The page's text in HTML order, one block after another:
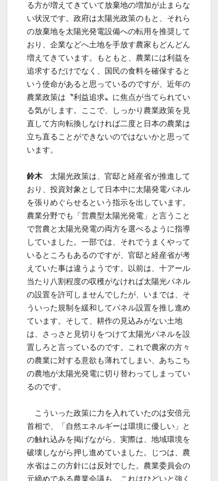
る方が増えてきていて放棄地の増加が止まらな
い状況です。政府は太陽光政策のもと、それら
の放棄地を太陽光発電設備への転用を推奨して
おり、企業などへ土地を手放す農家もどんどん
増えてきています。もともと、農業には利益を
追求するだけでなく、国民の食料を確保すると
いう使命があると思っているのですが、近年の
農業政策は〝利益追求〟に焦点が当てられてい
る気がします。ここで、しっかり農業政策を見
直して方向転換しなければ二度と日本の農業は
立ち直ることができないのではないかと思って
います。
鈴木太陽光政策は、官邸と経産省が推進して
おり、投資対象として日本中に太陽発電パネル
を張りめぐらせるという指示を出しています。
農業分野でも「営農型太陽光発電」と言うこと
で営農と太陽光発電の両方を選べるように指導
していました。一部では、それでうまくやって
いるところもあるのですが、官邸と経産省が考
えていた事は違うようです。以前は、十アール
当たり八割程度の収穫がなければ太陽光パネル
の設置を許可しませんでしたが、いまでは、そ
ういった規制を緩和してパネル設置を推し進め
ています。そして、耕作の見込みがない土地
は、さっさと見切りをつけて太陽光パネルを設
置しろと言っているのです。これで農家の方々
の農業に対する意欲も薄れてしまい、あちこち
の農地が太陽光発電に切り替わってしまってい
るのです。
こういった政策に力を入れていたのは安倍元
首相で、「自然エネルギーは環境に優しい」と
の触れ込みを掲げながら、実際は、地域環境を
破壊しながら押し進めていました。じつは、農
水省はこの方針には反対でした。農業委員会の
元締めである農業会議も、これはひどいと強く